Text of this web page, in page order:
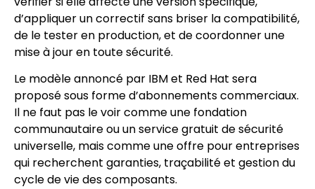
d’appliquer un correctif sans briser la compatibilité,
de le tester en production, et de coordonner une
mise à jour en toute sécurité.
Le modèle annoncé par IBM et Red Hat sera
proposé sous forme d’abonnements commerciaux.
Il ne faut pas le voir comme une fondation
communautaire ou un service gratuit de sécurité
universelle, mais comme une offre pour entreprises
qui recherchent garanties, traçabilité et gestion du
cycle de vie des composants.